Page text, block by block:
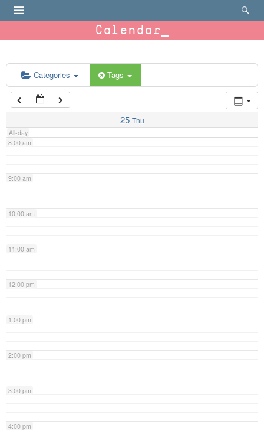
Calendar
Categories Tags
25 Thu
All-day
6:00 am
7:00 am
8:00 am
9:00 am
10:00 am
11:00 am
12:00 pm
1:00 pm
2:00 pm
3:00 pm
4:00 pm